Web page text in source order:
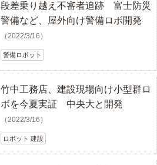
段差乗り越え不審者追跡 富士防災
警備など、屋外向け警備ロボ開発
（2022/3/16）
警備ロボット
竹中工務店、建設現場向け小型群ロ
ボを今夏実証 中央大と開発
（2022/3/16）
ロボット 建設